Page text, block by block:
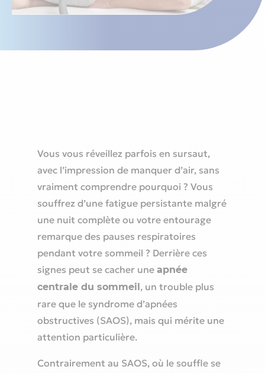
Vous vous réveillez parfois en sursaut,
avec l’impression de manquer d’air, sans
vraiment comprendre pourquoi ? Vous
souffrez d’une fatigue persistante malgré
une nuit complète ou votre entourage
remarque des pauses respiratoires
pendant votre sommeil ? Derrière ces
signes peut se cacher une apnée
centrale du sommeil, un trouble plus
rare que le syndrome d’apnées
obstructives (SAOS), mais qui mérite une
attention particulière.
Contrairement au SAOS, où le souffle se